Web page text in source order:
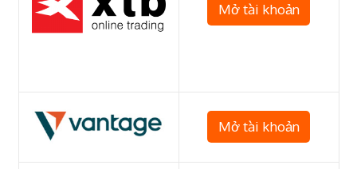
Mở tài khoản
Mở tài khoản